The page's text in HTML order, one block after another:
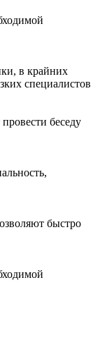
в крайних
специалистов
беседу
быстро